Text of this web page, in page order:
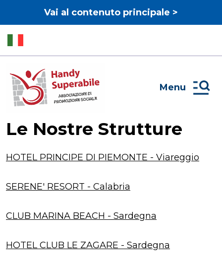
Vai al contenuto principale >
Menu
Le Nostre Strutture
HOTEL PRINCIPE DI PIEMONTE - Viareggio
SERENE' RESORT - Calabria
CLUB MARINA BEACH - Sardegna
HOTEL CLUB LE ZAGARE - Sardegna